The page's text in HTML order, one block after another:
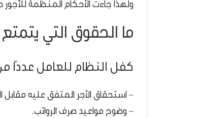
ولهذا جاءت الأحكام المنظمة
ما الحقوق التي
كفل النظام للعامل عددًا
– استحقاق الأجر المتفق عليه مقابل
– وضوح مواعيد صرف الرواتب.